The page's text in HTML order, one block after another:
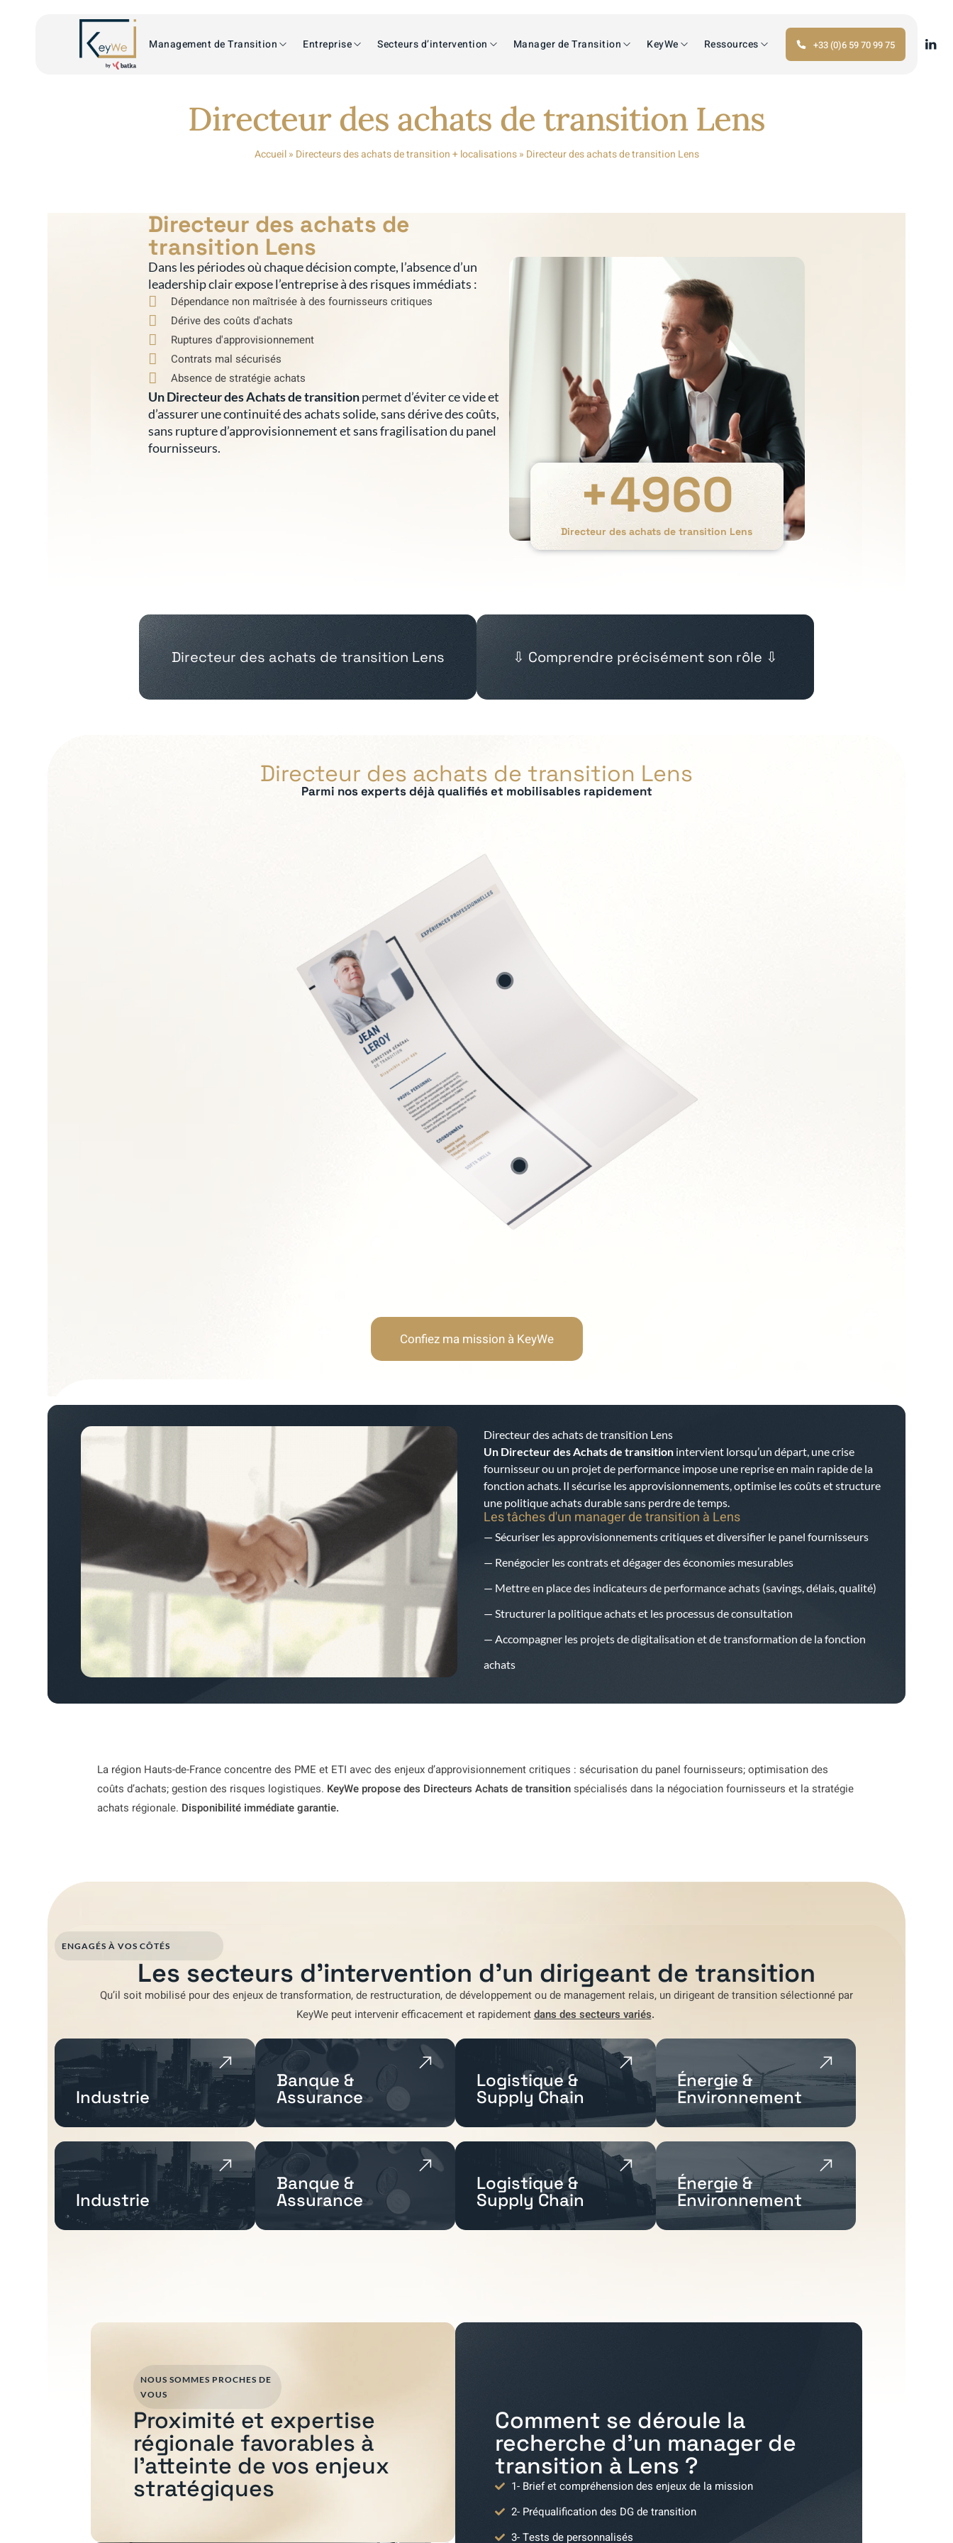
Management de Transition Entreprise Secteurs d’intervention Manager de Transition KeyWe Ressources +33 (0)6 59 70 99 75
Directeur des achats de transition Lens
Accueil» Directeurs des achats de transition + localisations» Directeur des achats de transition Lens
Directeur des achats de
transition Lens
Dans les périodes où chaque décision compte, l’absence d’un
leadership clair expose l’entreprise à des risques immédiats :
Dépendance non maîtrisée à des fournisseurs critiques
Dérive des coûts d'achats
Ruptures d'approvisionnement
Contrats mal sécurisés
Absence de stratégie achats
Un Directeur des Achats de transitionpermet d’éviter ce vide et
d’assurer une continuité des achats solide, sans dérive des coûts,
sans rupture d’approvisionnement et sans fragilisation du panel
fournisseurs.
Directeur des achats de transition Lens
+4960
Directeur des achats de transition Lens ⇩ Comprendre précisément son rôle ⇩
Directeur des achats de transition Lens
Parmi nos experts déjà qualifiés et mobilisables rapidement
Soft Skills recherchées :
Sens de la négociation et assertivité
Rigueur analytique et orientation coûts
Vision stratégique et long terme
Capacité à travailler en transversal
Stratégie achats et panel fournisseurs
Négociation et gestion des contrats
Achats directs et indirects
Gestion des risques fournisseurs
Performance achats et économies
Confiez ma mission à KeyWe
Directeur des achats de transition Lens
Un Directeur des Achats de transition intervient lorsqu’un départ, une crise
fournisseur ou un projet de performance impose une reprise en main rapide de la
fonction achats. Il sécurise les approvisionnements, optimise les coûts et structure
une politique achats durable sans perdre de temps.
Les tâches d'un manager de transition à Lens
— Sécuriser les approvisionnements critiques et diversifier le panel fournisseurs
— Renégocier les contrats et dégager des économies mesurables
— Mettre en place des indicateurs de performance achats (savings, délais, qualité)
— Structurer la politique achats et les processus de consultation
— Accompagner les projets de digitalisation et de transformation de la fonction
achats
La région Hauts-de-France concentre des PME et ETI avec des enjeux d’approvisionnement critiques : sécurisation du panel fournisseurs; optimisation des
coûts d’achats; gestion des risques logistiques. KeyWe propose des Directeurs Achats de transition spécialisés dans la négociation fournisseurs et la stratégie
achats régionale. Disponibilité immédiate garantie.
ENGAGÉS À VOS CÔTÉS
Les secteurs d'intervention d'un dirigeant de transition
Qu’il soit mobilisé pourdes enjeux de transformation,de restructuration,de développementou de management relais, un dirigeant de transition sélectionné par
KeyWepeut intervenir efficacement et rapidementdans des secteurs variés.
Industrie
Banque &
Assurance
Logistique &
Supply Chain
Énergie &
Environnement
Industrie
Banque &
Assurance
Logistique &
Supply Chain
Énergie &
Environnement
Comment se déroule la
recherche d'un manager de
transition à Lens ?
1- Brief et compréhension des enjeux de la mission
2- Préqualification des DG de transition
3- Tests de personnalisés
NOUS SOMMES PROCHES DE
VOUS
Proximité et expertise
régionale favorables à
l'atteinte de vos enjeux
stratégiques